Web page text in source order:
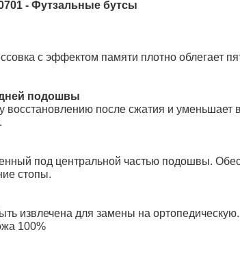
- Футзальные бутсы
с эффектом памяти плотно облегает
подошвы
восстановлению после сжатия и уменьшает
под центральной частью подошвы.
стопы.
извлечена для замены на ортопедическую.
100%